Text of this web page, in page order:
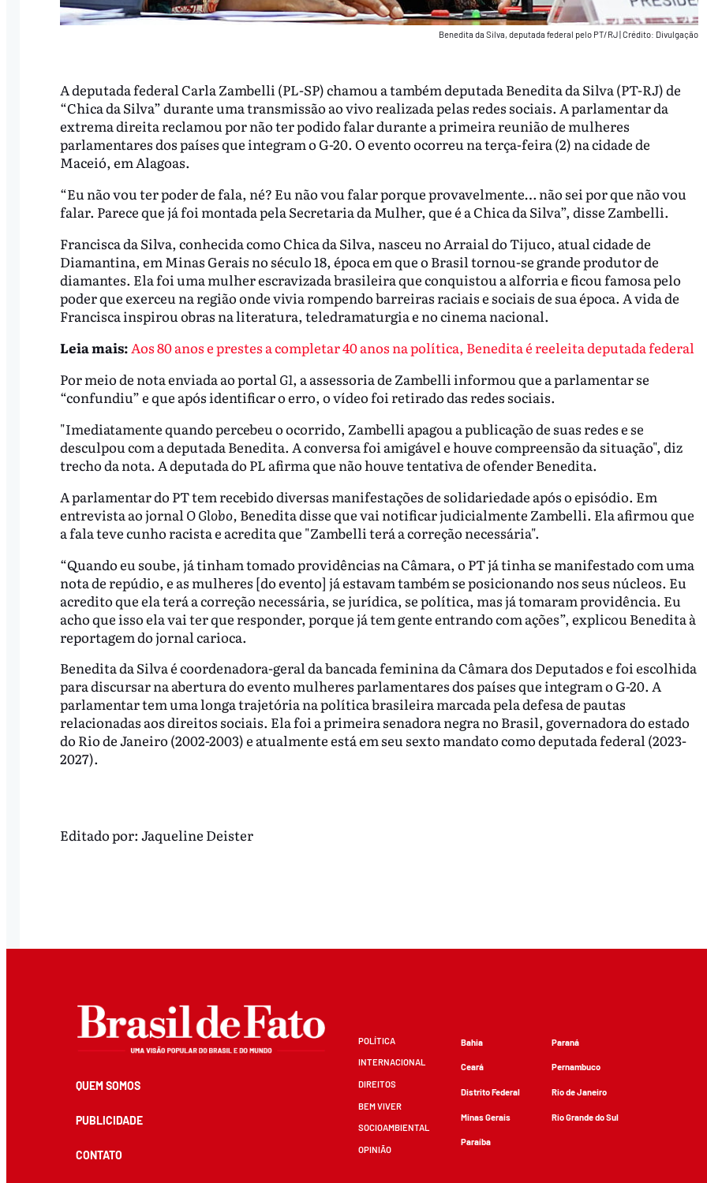
Benedita da Silva, deputada federal pelo PT/RJ|Crédito: Divulgação
A deputada federal Carla Zambelli (PL-SP) chamou a também deputada Benedita da Silva (PT-RJ) de
“Chica da Silva” durante uma transmissão ao vivo realizada pelas redes sociais. A parlamentar da
extrema direita reclamou por não ter podido falar durante a primeira reunião de mulheres
parlamentares dos países que integram o G-20. O evento ocorreu na terça-feira (2) na cidade de
Maceió, em Alagoas.
“Eu não vou ter poder de fala, né? Eu não vou falar porque provavelmente… não sei por que não vou
falar. Parece que já foi montada pela Secretaria da Mulher, que é a Chica da Silva”, disse Zambelli.
Francisca da Silva, conhecida como Chica da Silva, nasceu no Arraial do Tijuco, atual cidade de
Diamantina, em Minas Gerais no século 18, época em que o Brasil tornou-se grande produtor de
diamantes. Ela foi uma mulher escravizada brasileira que conquistou a alforria e ficou famosa pelo
poder que exerceu na região onde vivia rompendo barreiras raciais e sociais de sua época. A vida de
Francisca inspirou obras na literatura, teledramaturgia e no cinema nacional.
Leia mais:Aos 80 anos e prestes a completar 40 anos na política, Benedita é reeleita deputada federal
Por meio de nota enviada ao portal G1, a assessoria de Zambelli informou que a parlamentar se
“confundiu” e que após identificar o erro, o vídeo foi retirado das redes sociais.
"Imediatamente quando percebeu o ocorrido, Zambelli apagou a publicação de suas redes e se
desculpou com a deputada Benedita. A conversa foi amigável e houve compreensão da situação", diz
trecho da nota. A deputada do PL afirma que não houve tentativa de ofender Benedita.
A parlamentar do PT tem recebido diversas manifestações de solidariedade após o episódio. Em
entrevista ao jornal O Globo, Benedita disse que vai notificar judicialmente Zambelli. Ela afirmou que
a fala teve cunho racista e acredita que "Zambelli terá a correção necessária".
“Quando eu soube, já tinham tomado providências na Câmara, o PT já tinha se manifestado com uma
nota de repúdio, e as mulheres [do evento] já estavam também se posicionando nos seus núcleos. Eu
acredito que ela terá a correção necessária, se jurídica, se política, mas já tomaram providência. Eu
acho que isso ela vai ter que responder, porque já tem gente entrando com ações”, explicou Benedita à
reportagem do jornal carioca.
Benedita da Silva é coordenadora-geral da bancada feminina da Câmara dos Deputados e foi escolhida
para discursar na abertura do evento mulheres parlamentares dos países que integram o G-20. A
parlamentar tem uma longa trajetória na política brasileira marcada pela defesa de pautas
relacionadas aos direitos sociais. Ela foi a primeira senadora negra no Brasil, governadora do estado
do Rio de Janeiro (2002-2003) e atualmente está em seu sexto mandato como deputada federal (2023-
2027).
Editado por: Jaqueline Deister
QUEM SOMOS
PUBLICIDADE
CONTATO
POLÍTICA
INTERNACIONAL
DIREITOS
BEM VIVER
SOCIOAMBIENTAL
OPINIÃO
Bahia
Ceará
Distrito Federal
Minas Gerais
Paraíba
Paraná
Pernambuco
Rio de Janeiro
Rio Grande do Sul